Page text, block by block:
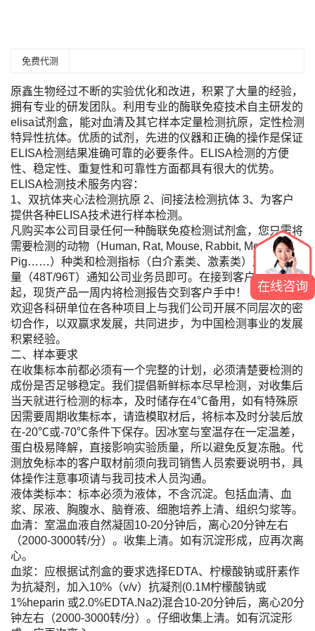
免费代测
原鑫生物经过不断的实验优化和改进，积累了大量的经验，
拥有专业的研发团队。利用专业的酶联免疫技术自主研发的
elisa试剂盒，能对血清及其它样本定量检测抗原，定性检测
特异性抗体。优质的试剂，先进的仪器和正确的操作是保证
ELISA检测结果准确可靠的必要条件。ELISA检测的方便
性、稳定性、重复性和可靠性方面都具有很大的优势。
ELISA检测技术服务内容：
1、双抗体夹心法检测抗原 2、间接法检测抗体 3、为客户
提供各种ELISA技术进行样本检测。
凡购买本公司目录任何一种酶联免疫检测试剂盒，您只需将
需要检测的动物（Human, Rat, Mouse, Rabbit, Monkey,
Pig……）种类和检测指标（白介素类、激素类）及标本数
量（48T/96T）通知公司业务员即可。在接到客户标本当日
起，现货产品一周内将检测报告交到客户手中！
欢迎各科研单位在各种项目上与我们公司开展不同层次的密
切合作，以双赢求发展，共同进步，为中国检测事业的发展
积累经验。
二、样本要求
在收集标本前都必须有一个完整的计划，必须清楚要检测的
成份是否足够稳定。我们提倡新鲜标本尽早检测，对收集后
当天就进行检测的标本，及时储存在4℃备用，如有特殊原
因需要周期收集标本，请造模取材后，将标本及时分装后放
在-20℃或-70℃条件下保存。因冰室与室温存在一定温差，
蛋白极易降解，直接影响实验质量，所以避免反复冻融。代
测放免标本的客户取材前须向我司销售人员索要说明书，具
体操作注意事项请与我司技术人员沟通。
液体类标本：标本必须为液体，不含沉淀。包括血清、血
浆、尿液、胸腹水、脑脊液、细胞培养上清、组织匀浆等。
血清：室温血液自然凝固10-20分钟后，离心20分钟左右
（2000-3000转/分）。收集上清。如有沉淀形成，应再次离
心。
血浆：应根据试剂盒的要求选择EDTA、柠檬酸钠或肝素作
为抗凝剂，加入10%（v/v）抗凝剂(0.1M柠檬酸钠或
1%heparin 或2.0%EDTA.Na2)混合10-20分钟后，离心20分
钟左右（2000-3000转/分）。仔细收集上清。如有沉淀形
在线咨询